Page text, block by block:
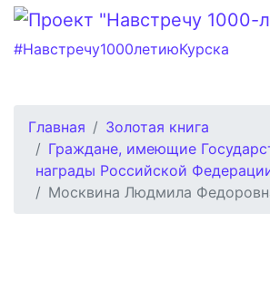
#Навстречу1000летиюКурска
Главная
Золотая книга
Граждане, имеющие
награды Российской
Москвина Людмила